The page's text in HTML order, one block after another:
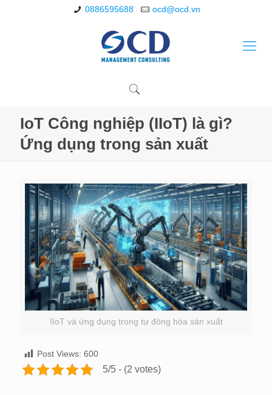
0886595688 ocd@ocd.vn
IoT Công nghiệp (IIoT) là gì?
Ứng dụng trong sản xuất
IIoT và ứng dụng trong tự đông hóa sản xuất
Post Views: 600
5/5 - (2 votes)